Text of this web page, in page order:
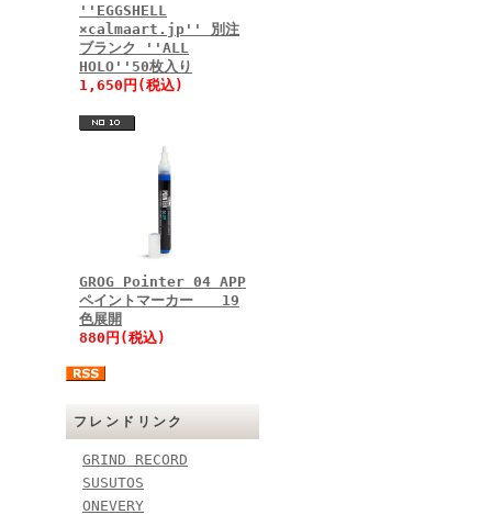
''EGGSHELL
×calmaart.jp'' 別注
ブランク ''ALL
HOLO''50枚入り
1,650円(税込)
GROG Pointer 04 APP
ペイントマーカー 19
色展開
880円(税込)
フレンドリンク
GRIND RECORD
SUSUTOS
ONEVERY